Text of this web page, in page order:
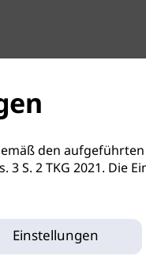
den
3 S. 2 TKG 2021.
Einstellungen